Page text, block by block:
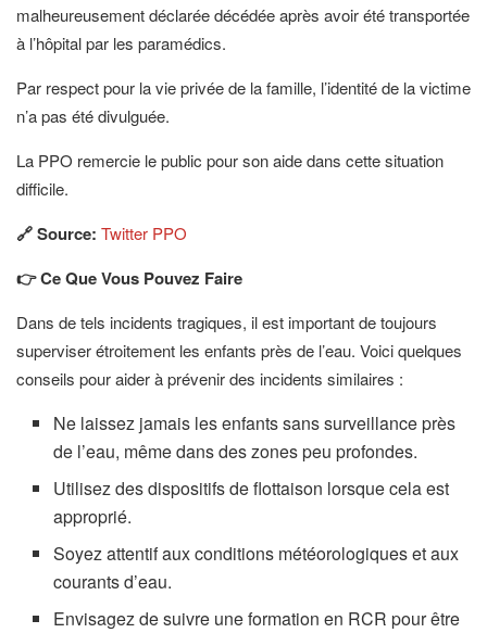
malheureusement déclarée décédée après avoir été transportée
à l’hôpital par les paramédics.
Par respect pour la vie privée de la famille, l’identité de la victime
n’a pas été divulguée.
La PPO remercie le public pour son aide dans cette situation
difficile.
🔗 Source: Twitter PPO
👉 Ce Que Vous Pouvez Faire
Dans de tels incidents tragiques, il est important de toujours
superviser étroitement les enfants près de l’eau. Voici quelques
conseils pour aider à prévenir des incidents similaires :
Ne laissez jamais les enfants sans surveillance près
de l’eau, même dans des zones peu profondes.
Utilisez des dispositifs de flottaison lorsque cela est
approprié.
Soyez attentif aux conditions météorologiques et aux
courants d’eau.
Envisagez de suivre une formation en RCR pour être